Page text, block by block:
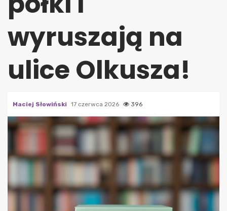
wyruszają na
ulice Olkusza!
Maciej Słowiński 17 czerwca 2026 396